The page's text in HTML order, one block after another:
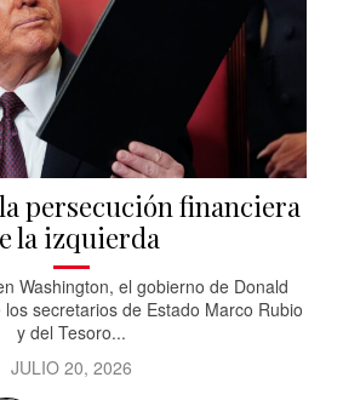
persecución financiera
la izquierda
Washington, el gobierno de Donald
secretarios de Estado Marco Rubio
y del Tesoro...
JULIO 20, 2026